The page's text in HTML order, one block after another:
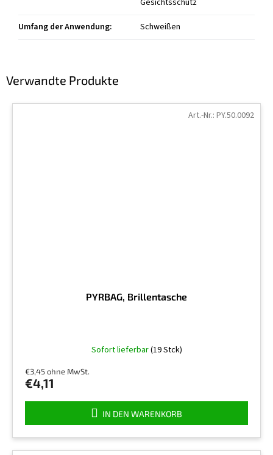
Verwandte Produkte
PYRBAG, Brillentasche
Sofort lieferbar(19 Stck)
€3,45 ohne MwSt.
€4,11
IN DEN WARENKORB
Art.-Nr.: PY.50.0092
Gesichtsschutz
Umfang der Anwendung: Schweißen